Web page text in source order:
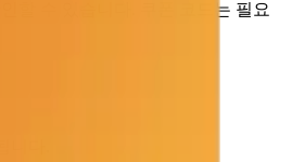
할 수 있습니다. 쿠폰 코드는 필요